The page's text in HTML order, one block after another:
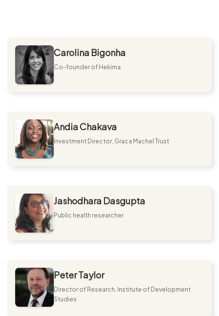
Carolina Bigonha
Co-founder of Hekima
Andia Chakava
Investment Director, Graca Machel Trust
Jashodhara Dasgupta
Public health researcher
Peter Taylor
Director of Research, Institute of Development
Studies